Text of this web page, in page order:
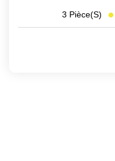
3 Pièce(s)